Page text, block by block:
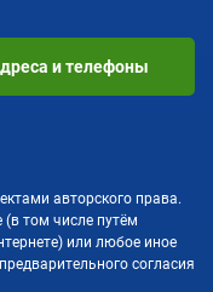
авторского права.
(в том числе путём
или любое иное
согласия
и телефоны